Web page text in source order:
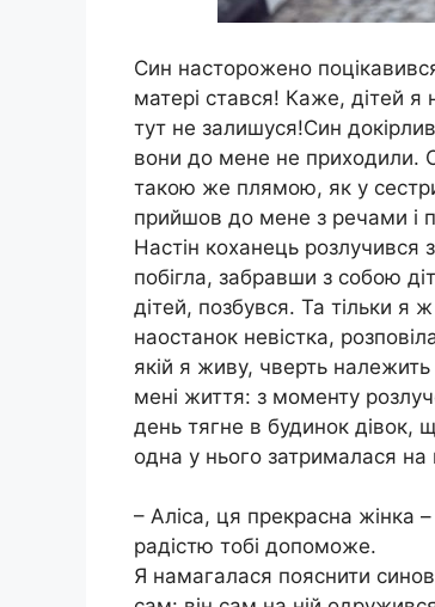
Син насторожено
матері стався! Каже, дітей я
тут не залишуся!Син
вони до мене не приходили.
такою же плямою, як у
прийшов до мене з речами і
Настін коханець
побігла, забравши з собою
дітей, позбувся. Та тільки я
наостанок невістка,
якій я живу, чверть
мені життя: з моменту
день тягне в будинок
одна у нього затрималася
– Аліса, ця прекрасна жінка
радістю тобі допоможе.
Я намагалася пояснити